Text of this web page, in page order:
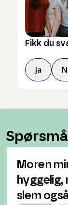
Fikk du
Ja
Moren
hyggelig,
slem